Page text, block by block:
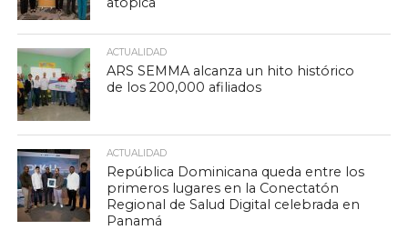
ACTUALIDAD
ARS SEMMA alcanza un hito histórico
de los 200,000 afiliados
ACTUALIDAD
República Dominicana queda entre los
primeros lugares en la Conectatón
Regional de Salud Digital celebrada en
Panamá